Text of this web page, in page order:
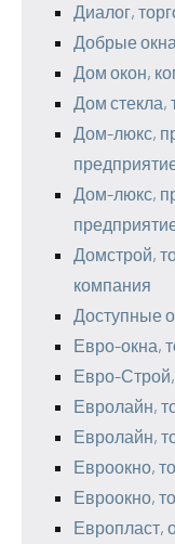
Диалог,
Добрые
Дом окон,
Дом стекла,
Дом-люкс,
Дом-люкс,
Домстрой,
компания
Доступные
Евро-окна,
Евро-
Евролайн,
Евролайн,
Евроокно,
Евроокно,
Европласт,